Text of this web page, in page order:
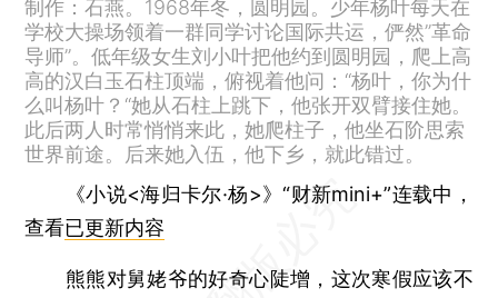
制作：石燕。1968年冬，圆明园。少年杨叶每天在
学校大操场领着一群同学讨论国际共运，俨然”革命
导师”。低年级女生刘小叶把他约到圆明园，爬上高
高的汉白玉石柱顶端，俯视着他问：“杨叶，你为什
么叫杨叶？“她从石柱上跳下，他张开双臂接住她。
此后两人时常悄悄来此，她爬柱子，他坐石阶思索
世界前途。后来她入伍，他下乡，就此错过。
《小说<海归卡尔·杨>》“财新mini+”连载中，
查看已更新内容
熊熊对舅姥爷的好奇心陡增，这次寒假应该不